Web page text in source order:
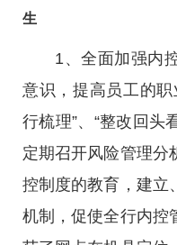
生
1、全面加强内
意识，提高员工的
行梳理”、“整改回头
定期召开风险管理分
控制度的教育，建立
机制，促使全行内控